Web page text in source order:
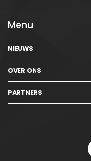
Menu
NIEUWS
OVER ONS
PARTNERS